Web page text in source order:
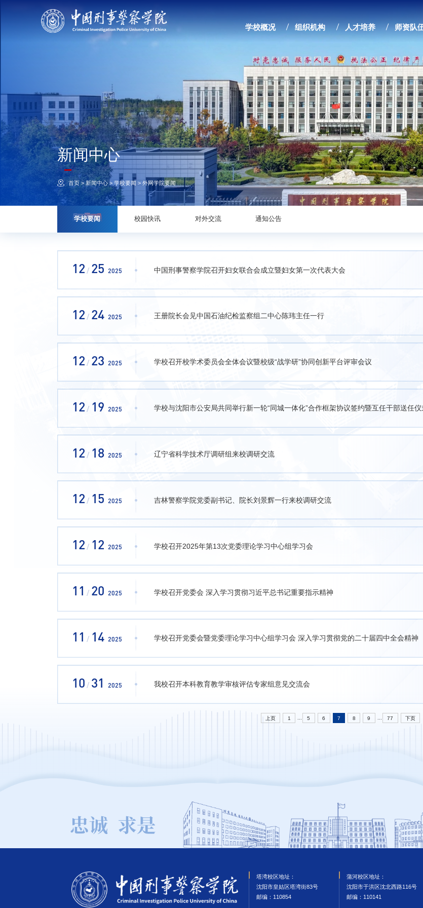
学校概况 组织机构 人才培养 师资队
新闻中心
首页>新闻中心>学校要闻 >外网学院要闻
学校要闻 校园快讯 对外交流 通知公告
12 / 25 2025 中国刑事警察学院召开妇女联合会成立暨妇女第一次代表大会
12 / 24 2025 王册院长会见中国石油纪检监察组二中心陈玮主任一行
12 / 23 2025 学校召开校学术委员会全体会议暨校级“战学研”协同创新平台评审会议
12 / 19 2025 学校与沈阳市公安局共同举行新一轮“同城一体化”合作框架协议签约暨互任干部送任仪
12 / 18 2025 辽宁省科学技术厅调研组来校调研交流
12 / 15 2025 吉林警察学院党委副书记、院长刘景辉一行来校调研交流
12 / 12 2025 学校召开2025年第13次党委理论学习中心组学习会
11 / 20 2025 学校召开党委会 深入学习贯彻习近平总书记重要指示精神
11 / 14 2025 学校召开党委会暨党委理论学习中心组学习会 深入学习贯彻党的二十届四中全会精神
10 / 31 2025 我校召开本科教育教学审核评估专家组意见交流会
上页 1 5 6 7 8 9 77 下页
塔湾校区地址：
沈阳市皇姑区塔湾街83号
邮编‌：110854
蒲河校区地址：
沈阳市于洪区沈北西路116号
邮编‌：110141